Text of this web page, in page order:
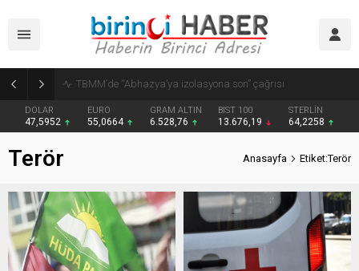
DOLAR
47,5952
EURO
55,0664
GRAM ALTIN
6.528,76
BIST 100
13.676,19
STERLİN
64,2258
Terör Anasayfa Etiket:Terör